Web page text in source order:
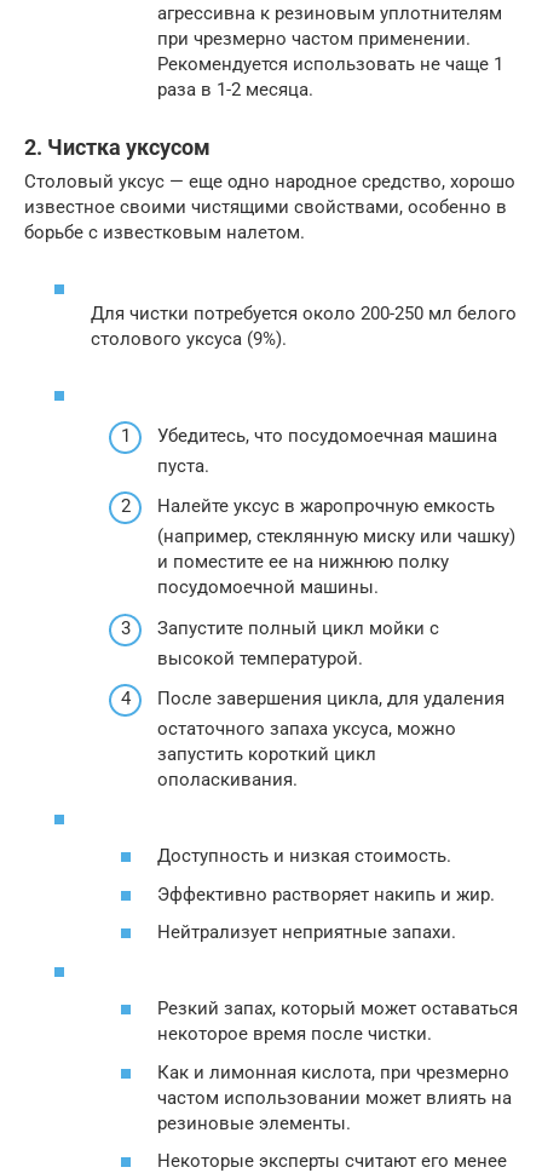
агрессивна к резиновым уплотнителям
при чрезмерно частом применении.
Рекомендуется использовать не чаще 1
раза в 1-2 месяца.
2. Чистка уксусом
Столовый уксус — еще одно народное средство, хорошо
известное своими чистящими свойствами, особенно в
борьбе с известковым налетом.
Для чистки потребуется около 200-250 мл белого
столового уксуса (9%).
Убедитесь, что посудомоечная машина
пуста.
Налейте уксус в жаропрочную емкость
(например, стеклянную миску или чашку)
и поместите ее на нижнюю полку
посудомоечной машины.
Запустите полный цикл мойки с
высокой температурой.
После завершения цикла, для удаления
остаточного запаха уксуса, можно
запустить короткий цикл
ополаскивания.
Доступность и низкая стоимость.
Эффективно растворяет накипь и жир.
Нейтрализует неприятные запахи.
Резкий запах, который может оставаться
некоторое время после чистки.
Как и лимонная кислота, при чрезмерно
частом использовании может влиять на
резиновые элементы.
Некоторые эксперты считают его менее